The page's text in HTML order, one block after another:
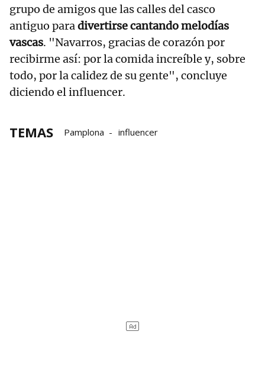
grupo de amigos que las calles del casco
antiguo paradivertirse cantando melodías
vascas. "Navarros, gracias de corazón por
recibirme así: por la comida increíble y, sobre
todo, por la calidez de su gente", concluye
diciendo el influencer.
TEMAS Pamplona influencer